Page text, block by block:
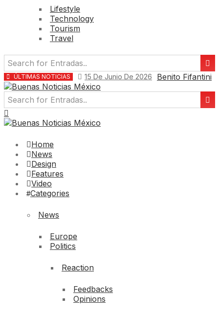
Lifestyle
Technology
Tourism
Travel
ÚLTIMAS NOTICIAS 15 De Junio De 2026 Benito Fifantini
Home
News
Design
Features
Video
Categories
News
Europe
Politics
Reaction
Feedbacks
Opinions